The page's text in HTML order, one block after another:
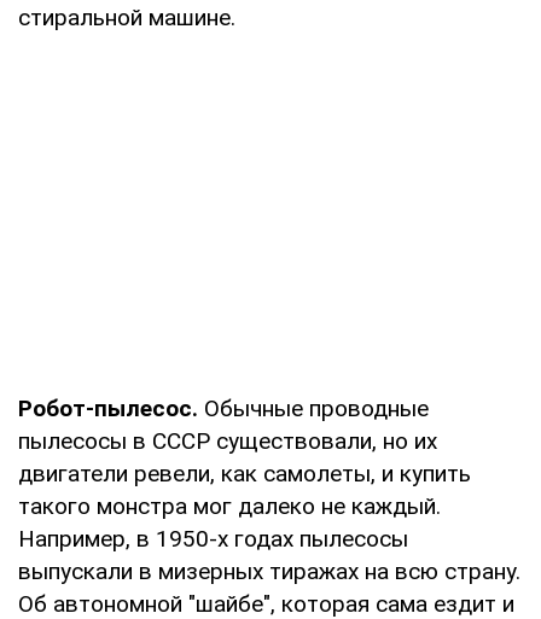
стиральной машине.
Робот-пылесос. Обычные проводные
пылесосы в СССР существовали, но их
двигатели ревели, как самолеты, и купить
такого монстра мог далеко не каждый.
Например, в 1950-х годах пылесосы
выпускали в мизерных тиражах на всю страну.
Об автономной "шайбе", которая сама ездит и